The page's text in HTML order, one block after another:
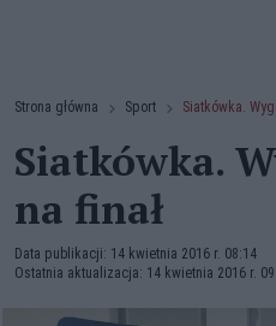
Strona główna Sport Siatkówka.
Siatkówka.
na finał
Data publikacji: 14 kwietnia 2016 r. 08:14
Ostatnia aktualizacja: 14 kwietnia 2016 r.